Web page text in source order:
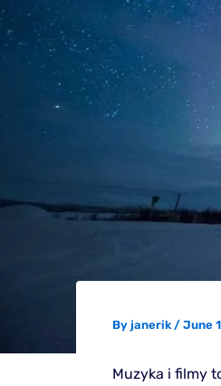
By janerik / June
Muzyka i filmy